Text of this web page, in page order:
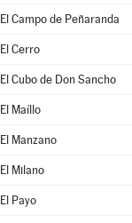
El Campo de Peñaranda
El Cerro
El Cubo de Don Sancho
El Maíllo
El Manzano
El Milano
El Payo